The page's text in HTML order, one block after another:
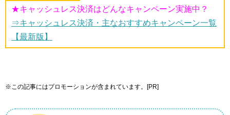
★キャッシュレス決済はどんなキャンペーン実施中？
⇒キャッシュレス決済・主なおすすめキャンペーン一覧
【最新版】
※この記事にはプロモーションが含まれています。[PR]